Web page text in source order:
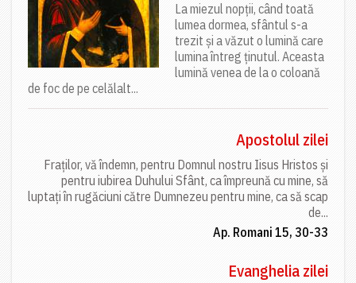
La miezul nopții, când toată
lumea dormea, sfântul s-a
trezit și a văzut o lumină care
lumina întreg ținutul. Aceasta
lumină venea de la o coloană
de foc de pe celălalt...
Apostolul zilei
Fraților, vă îndemn, pentru Domnul nostru Iisus Hristos și
pentru iubirea Duhului Sfânt, ca împreună cu mine, să
luptați în rugăciuni către Dumnezeu pentru mine, ca să scap
de...
Ap. Romani 15, 30-33
Evanghelia zilei